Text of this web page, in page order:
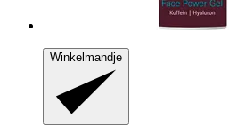
Winkelmandje